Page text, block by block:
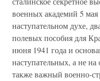
военных академий 5
наступательном духе,
полевых пособия для
июня 1941 года и
наступательных, а не
также важный военно-